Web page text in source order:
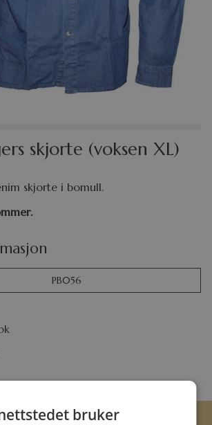
skjorte (voksen XL)
skjorte i bomull.
PB056
bruker